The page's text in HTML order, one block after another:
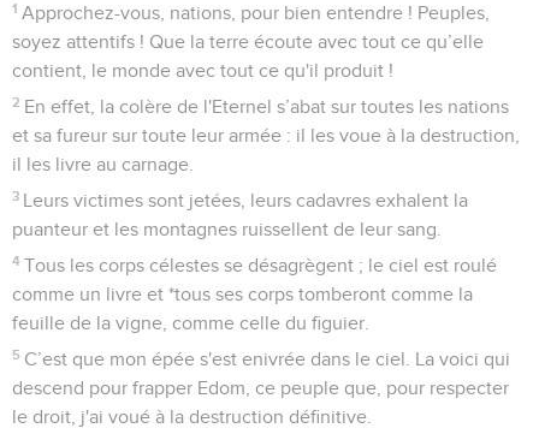
1 Approchez-vous, nations, pour bien entendre ! Peuples,
soyez attentifs ! Que la terre écoute avec tout ce qu’elle
contient, le monde avec tout ce qu'il produit !
2 En effet, la colère de l'Eternel s’abat sur toutes les nations
et sa fureur sur toute leur armée : il les voue à la destruction,
il les livre au carnage.
3 Leurs victimes sont jetées, leurs cadavres exhalent la
puanteur et les montagnes ruissellent de leur sang.
4 Tous les corps célestes se désagrègent ; le ciel est roulé
comme un livre et *tous ses corps tomberont comme la
feuille de la vigne, comme celle du figuier.
5 C’est que mon épée s'est enivrée dans le ciel. La voici qui
descend pour frapper Edom, ce peuple que, pour respecter
le droit, j'ai voué à la destruction définitive.